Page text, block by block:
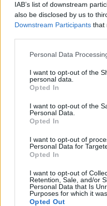
IAB’s list of downstream
also be disclosed by us to
Downstream Participants that
Personal Data
I want to opt-out of the
personal data.
Opted In
I want to opt-out of the
Personal Data.
Opted In
I want to opt-out of
Personal Data for
Opted In
I want to opt-out of
Retention, Sale, and/or
Personal Data that Is
Purposes for which it
Opted Out
13/05/2024 - 14:32
Εμφυτεύματα στήθους
λεμφώματος